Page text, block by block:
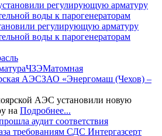
регулирующую арматуру
воды к парогенераторам
ЧЗЭМатомная
АЭСЗАО «Энергомаш (Чехов) –
АЭС установили новую
на Подробнее...